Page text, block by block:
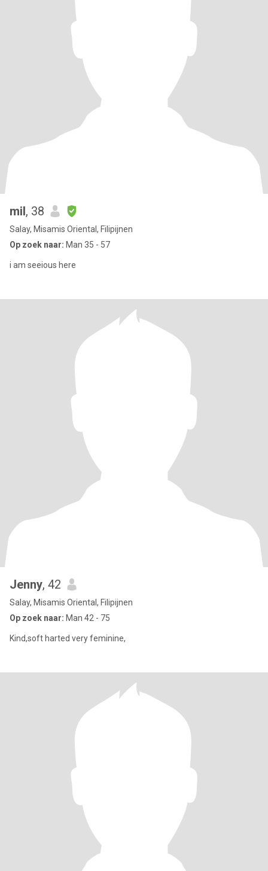
mil, 38
Salay, Misamis Oriental, Filipijnen
Op zoek naar: Man 35 - 57
i am seeious here
Jenny, 42
Salay, Misamis Oriental, Filipijnen
Op zoek naar: Man 42 - 75
Kind,soft harted very feminine,